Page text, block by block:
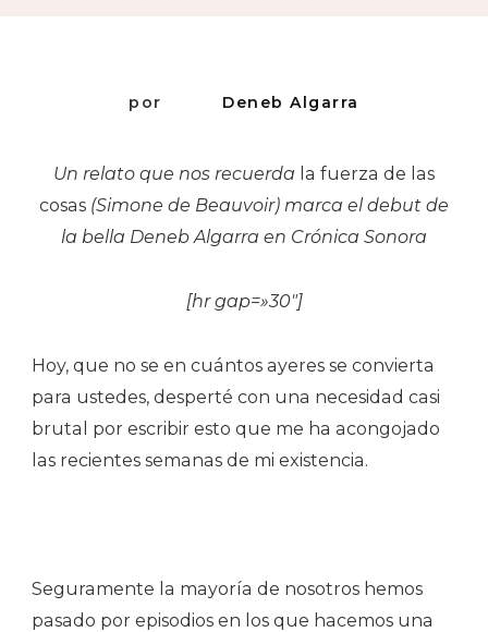
por Deneb Algarra
Un relato que nos recuerda la fuerza de las
cosas (Simone de Beauvoir) marca el debut de
la bella Deneb Algarra en Crónica Sonora
[hr gap=»30″]
Hoy, que no se en cuántos ayeres se convierta
para ustedes, desperté con una necesidad casi
brutal por escribir esto que me ha acongojado
las recientes semanas de mi existencia.
Seguramente la mayoría de nosotros hemos
pasado por episodios en los que hacemos una